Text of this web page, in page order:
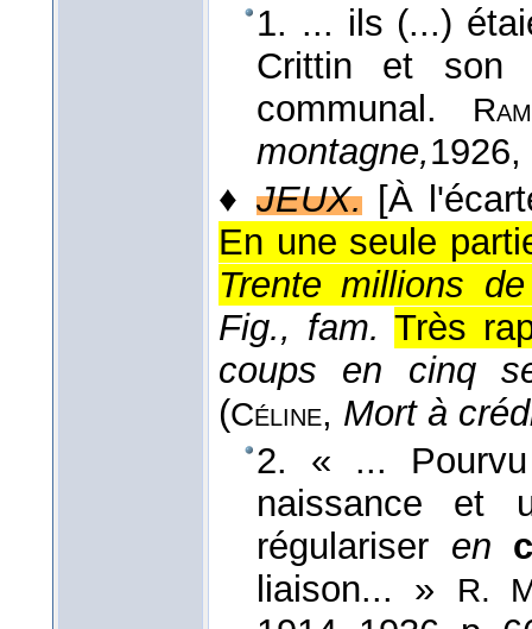
1. ... ils (...)
Crittin et son
communal.
montagne,1926,
♦JEUX. [À
En une seule
Trente millions
Fig., fam. Très
coups en cinq
(Céline, Mort à
2. « ...
naissance et
régulariser en
liaison... »
R.